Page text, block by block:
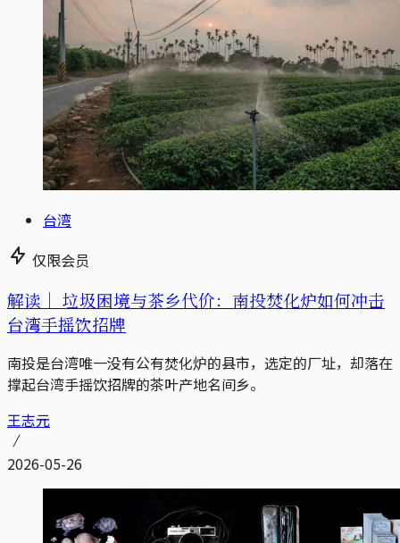
台湾
仅限会员
解读｜ 垃圾困境与茶乡代价：南投焚化炉如何冲击
台湾手摇饮招牌
南投是台湾唯一没有公有焚化炉的县市，选定的厂址，却落在
撑起台湾手摇饮招牌的茶叶产地名间乡。
王志元
2026-05-26